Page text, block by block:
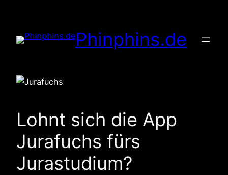
springen
Phinphins.de
Lohnt sich die App
Jurafuchs fürs
Jurastudium?